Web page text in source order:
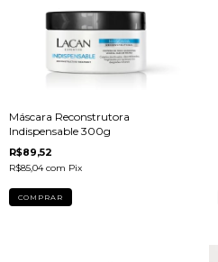
Máscara Reconstrutora
Indispensable 300g
R$89,52
R$85,04com Pix